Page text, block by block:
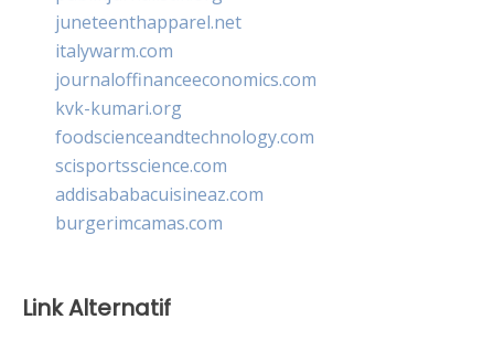
juneteenthapparel.net
italywarm.com
journaloffinanceeconomics.com
kvk-kumari.org
foodscienceandtechnology.com
scisportsscience.com
addisababacuisineaz.com
burgerimcamas.com
Link Alternatif